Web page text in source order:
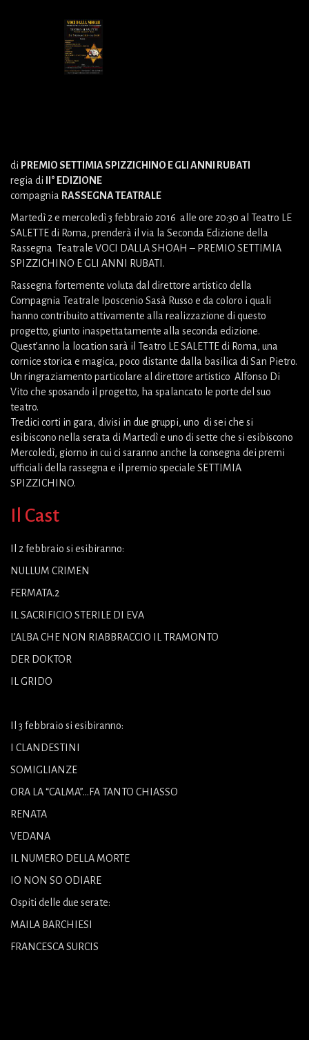
di PREMIO SETTIMIA SPIZZICHINO E GLI ANNI RUBATI
regia di
II° EDIZIONE
compagnia RASSEGNA TEATRALE
Martedì 2 e mercoledì 3 febbraio 2016 alle ore 20:30 al Teatro LE
SALETTE di Roma, prenderà il via la Seconda Edizione della
Rassegna Teatrale VOCI DALLA SHOAH – PREMIO SETTIMIA
SPIZZICHINO E GLI ANNI RUBATI.
Rassegna fortemente voluta dal direttore artistico della
Compagnia Teatrale Iposcenio Sasà Russo e da coloro i quali
hanno contribuito attivamente alla realizzazione di questo
progetto, giunto inaspettatamente alla seconda edizione.
Quest’anno la location sarà il Teatro LE SALETTE di Roma, una
cornice storica e magica, poco distante dalla basilica di San Pietro.
Un ringraziamento particolare al direttore artistico Alfonso Di
Vito che sposando il progetto, ha spalancato le porte del suo
teatro.
Tredici corti in gara, divisi in due gruppi, uno di sei che si
esibiscono nella serata di Martedì e uno di sette che si esibiscono
Mercoledì, giorno in cui ci saranno anche la consegna dei premi
ufficiali della rassegna e il premio speciale SETTIMIA
SPIZZICHINO.
Il Cast
Il 2 febbraio si esibiranno:
NULLUM CRIMEN
FERMATA.2
IL SACRIFICIO STERILE DI EVA
L’ALBA CHE NON RIABBRACCIO IL TRAMONTO
DER DOKTOR
IL GRIDO
Il 3 febbraio si esibiranno:
I CLANDESTINI
SOMIGLIANZE
ORA LA “CALMA”…FA TANTO CHIASSO
RENATA
VEDANA
IL NUMERO DELLA MORTE
IO NON SO ODIARE
Ospiti delle due serate:
MAILA BARCHIESI
FRANCESCA SURCIS